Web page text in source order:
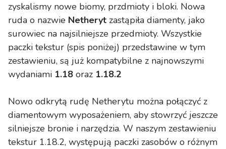
zyskalismy nowe biomy, przdmioty i bloki. Nowa
ruda o nazwie Netheryt zastąpiła diamenty, jako
surowiec na najsilniejsze przedmioty. Wszystkie
paczki tekstur (spis poniżej) przedstawine w tym
zestawieniu, są już kompatybilne z najnowszymi
wydaniami 1.18 oraz 1.18.2
Nowo odkrytą rudę Netherytu można połączyć z
diamentowym wyposażeniem, aby stowrzyć jeszcze
silniejsze bronie i narzędzia. W naszym zestawieniu
tekstur 1.18.2, występują paczki zasobów o różnym